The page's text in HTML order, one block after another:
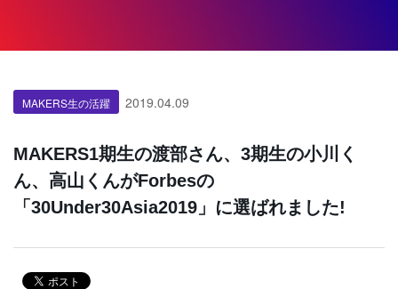
MAKERS生の活躍 2019.04.09
MAKERS1期生の渡部さん、3期生の小川く
ん、高山くんがForbesの
「30Under30Asia2019」に選ばれました!